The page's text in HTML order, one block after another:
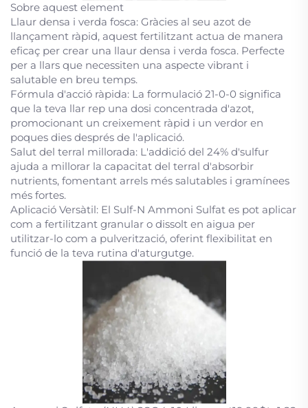
Sobre aquest element
Llaur densa i verda fosca: Gràcies al seu azot de
llançament ràpid, aquest fertilitzant actua de manera
eficaç per crear una llaur densa i verda fosca. Perfecte
per a llars que necessiten una aspecte vibrant i
salutable en breu temps.
Fórmula d'acció ràpida: La formulació 21-0-0 significa
que la teva llar rep una dosi concentrada d'azot,
promocionant un creixement ràpid i un verdor en
poques dies després de l'aplicació.
Salut del terral millorada: L'addició del 24% d'sulfur
ajuda a millorar la capacitat del terral d'absorbir
nutrients, fomentant arrels més salutables i gramínees
més fortes.
Aplicació Versàtil: El Sulf-N Ammoni Sulfat es pot aplicar
com a fertilitzant granular o dissolt en aigua per
utilitzar-lo com a pulverització, oferint flexibilitat en
funció de la teva rutina d'aturgutge.